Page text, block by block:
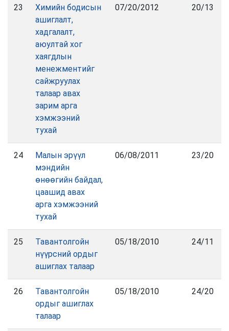
23
Химийн бодисын
ашиглалт,
хадгалалт,
аюултай хог
хаягдлын
менежментийг
сайжруулах
талаар авах
зарим арга
хэмжээний
тухай
07/20/2012 20/13
24
Малын эрүүл
мэндийн
өнөөгийн байдал,
цаашид авах
арга хэмжээний
тухай
06/08/2011 23/20
25
Тавантолгойн
нүүрсний ордыг
ашиглах талаар
05/18/2010 24/11
26
Тавантолгойн
ордыг ашиглах
талаар
05/18/2010 24/20